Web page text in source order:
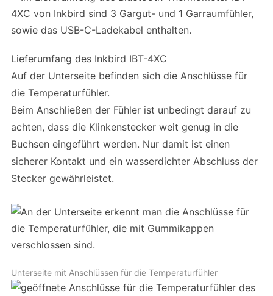
Lieferumfang des Inkbird IBT-4XC
Auf der Unterseite befinden sich die Anschlüsse für
die Temperaturfühler.
Beim Anschließen der Fühler ist unbedingt darauf zu
achten, dass die Klinkenstecker weit genug in die
Buchsen eingeführt werden. Nur damit ist einen
sicherer Kontakt und ein wasserdichter Abschluss der
Stecker gewährleistet.
Unterseite mit Anschlüssen für die Temperaturfühler